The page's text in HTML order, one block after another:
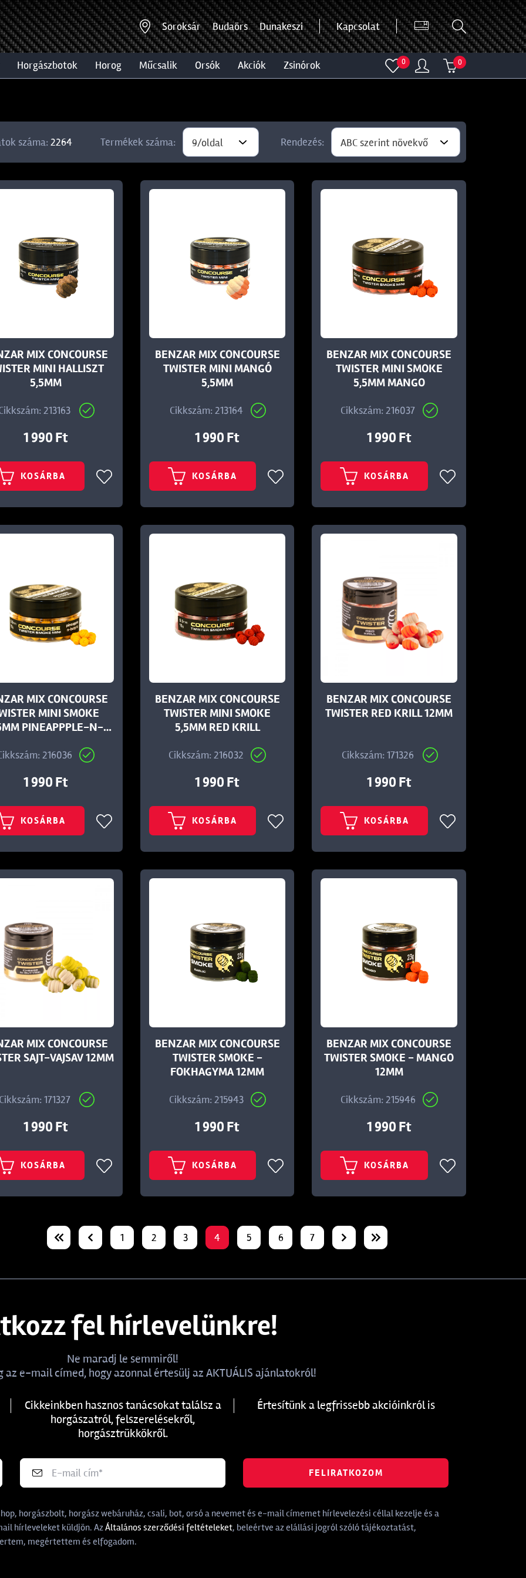
Soroksár Budaörs Dunakeszi Kapcsolat
horgászbotok horog műcsalik orsók akciók zsinórok 0 0
száma:2264 Termékek száma: 9/oldal Rendezés: ABC szerint növekvő
MIX CONCOURSE
MINI HALLISZT
5,5MM
213163
1 990 Ft
KOSÁRBA
BENZAR MIX CONCOURSE
TWISTER MINI MANGÓ
5,5MM
Cikkszám: 213164
1 990 Ft
KOSÁRBA
BENZAR MIX CONCOURSE
TWISTER MINI SMOKE
5,5MM MANGO
Cikkszám: 216037
1 990 Ft
KOSÁRBA
MIX CONCOURSE
MINI SMOKE
PINEAPPPLE-N-
216036
1 990 Ft
KOSÁRBA
BENZAR MIX CONCOURSE
TWISTER MINI SMOKE
5,5MM RED KRILL
Cikkszám: 216032
1 990 Ft
KOSÁRBA
BENZAR MIX CONCOURSE
TWISTER RED KRILL 12MM
Cikkszám: 171326
1 990 Ft
KOSÁRBA
MIX CONCOURSE
SAJT-VAJSAV 12MM
Cikkszám: 171327
1 990 Ft
KOSÁRBA
BENZAR MIX CONCOURSE
TWISTER SMOKE -
FOKHAGYMA 12MM
Cikkszám: 215943
1 990 Ft
KOSÁRBA
BENZAR MIX CONCOURSE
TWISTER SMOKE - MANGO
12MM
Cikkszám: 215946
1 990 Ft
KOSÁRBA
1 2 3 4 5 6 7
fel hírlevelünkre!
Ne maradj le semmiről!
az e-mail címed, hogy azonnal értesülj az AKTUÁLIS ajánlatokról!
Cikkeinkben hasznos tanácsokat találsz a
horgászatról, felszerelésekről,
horgásztrükkökről.
Értesítünk a legfrissebb akcióinkról is
FELIRATKOZOM
horgászbolt, horgász webáruház, csali, bot, orsó a nevemet és e-mail címemet hírlevelezési céllal kezelje és a
hírleveleket küldjön. AzÁltalános szerződési feltételeket, beleértve az elállási jogról szóló tájékoztatást,
megértettem és elfogadom.